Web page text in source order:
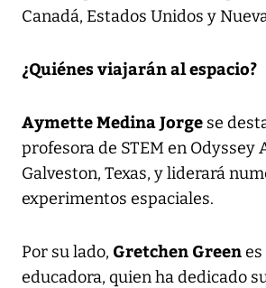
Canadá, Estados Unidos y
¿Quiénes viajarán al espacio?
Aymette Medina Jorge se
profesora de STEM en Odyssey
Galveston, Texas, y liderará
experimentos espaciales.
Por su lado, Gretchen Green
educadora, quien ha dedicado